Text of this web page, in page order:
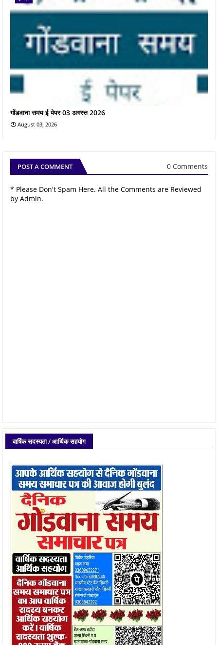
गोंडवाना समय ई पेपर 03 अगस्त 2026
August 03, 2026
POST A COMMENT 0 Comments
* Please Don't Spam Here. All the Comments are Reviewed
by Admin.
वार्षिक सदस्यता / आर्थिक सहयोग